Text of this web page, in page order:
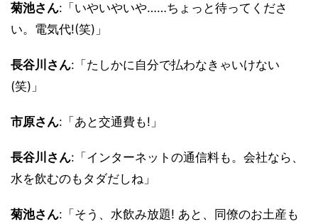
菊池さん:「いやいやいや……ちょっと待ってくださ
い。電気代!(笑)」
長谷川さん:「たしかに自分で払わなきゃいけない
(笑)」
市原さん:「あと交通費も!」
長谷川さん:「インターネットの通信料も。会社なら、
水を飲むのもタダだしね」
菊池さん:「そう、水飲み放題! あと、同僚のお土産も